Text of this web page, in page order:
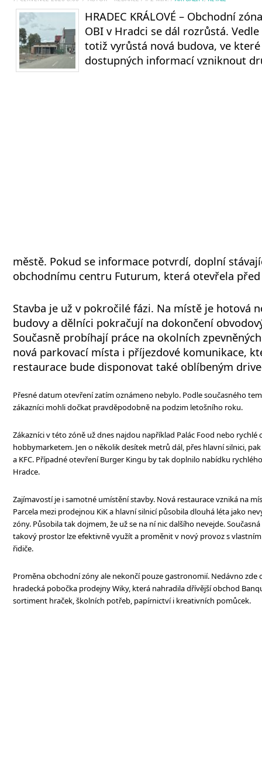
HRADEC KRÁLOVÉ – Obchodní
OBI v Hradci se dál rozrůstá.
totiž vyrůstá nová budova, ve
dostupných informací vzniknout
městě. Pokud se informace potvrdí, doplní
obchodnímu centru Futurum, která otevřela
Stavba je už v pokročilé fázi. Na místě je hotová
budovy a dělníci pokračují na dokončení
Současně probíhají práce na okolních
nová parkovací místa i příjezdové komunikace,
restaurace bude disponovat také oblíbeným
Přesné datum otevření zatím oznámeno nebylo. Podle současného
zákazníci mohli dočkat pravděpodobně na podzim letošního roku.
Zákazníci v této zóně už dnes najdou například Palác Food nebo
hobbymarketem. Jen o několik desítek metrů dál, přes hlavní silnici,
a KFC. Případné otevření Burger Kingu by tak doplnilo nabídku
Hradce.
Zajímavostí je i samotné umístění stavby. Nová restaurace vzniká na
Parcela mezi prodejnou KiK a hlavní silnicí působila dlouhá léta jako
zóny. Působila tak dojmem, že už se na ní nic dalšího nevejde.
takový prostor lze efektivně využít a proměnit v nový provoz s
řidiče.
Proměna obchodní zóny ale nekončí pouze gastronomií. Nedávno zde
hradecká pobočka prodejny Wiky, která nahradila dřívější obchod
sortiment hraček, školních potřeb, papírnictví i kreativních pomůcek.